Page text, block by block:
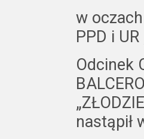
w
PPD i
Odcinek
nastąpił